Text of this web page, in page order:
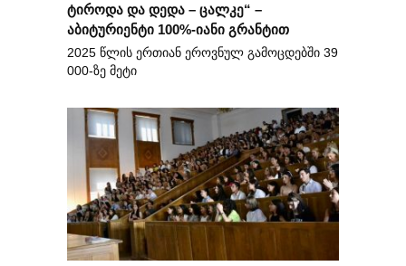
ტიროდა და დედა – ცალკე“ –
აბიტურიენტი 100%-იანი გრანტით
2025 წლის ერთიან ეროვნულ გამოცდებში 39
000-ზე მეტი